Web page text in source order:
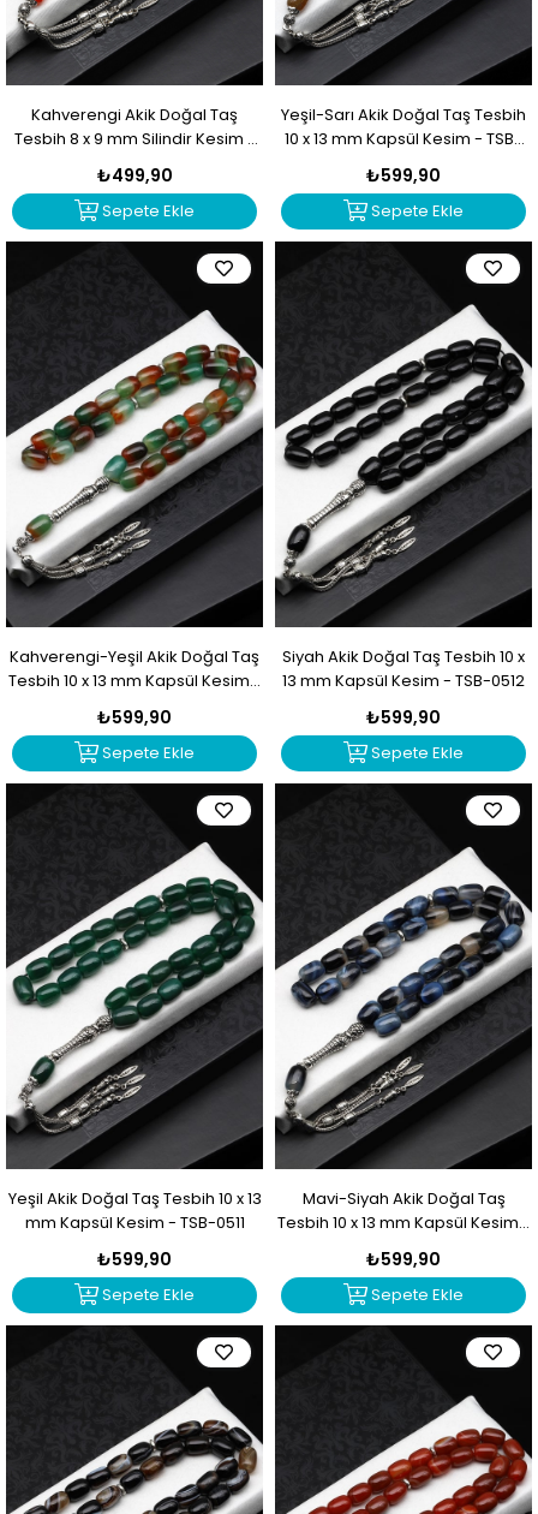
Kahverengi Akik Doğal Taş
Tesbih 8 x 9 mm Silindir Kesim -
TSB-0513
₺499,90
Sepete Ekle
Yeşil-Sarı Akik Doğal Taş Tesbih
10 x 13 mm Kapsül Kesim - TSB-
0514
₺599,90
Sepete Ekle
Kahverengi-Yeşil Akik Doğal Taş
Tesbih 10 x 13 mm Kapsül Kesim -
TSB-0513
₺599,90
Sepete Ekle
Siyah Akik Doğal Taş Tesbih 10 x
13 mm Kapsül Kesim - TSB-0512
₺599,90
Sepete Ekle
Yeşil Akik Doğal Taş Tesbih 10 x 13
mm Kapsül Kesim - TSB-0511
₺599,90
Sepete Ekle
Mavi-Siyah Akik Doğal Taş
Tesbih 10 x 13 mm Kapsül Kesim -
TSB-0510
₺599,90
Sepete Ekle